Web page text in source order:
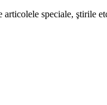
speciale, ştirile